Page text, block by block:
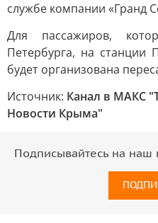
службе компании «Гранд
Для пассажиров,
Петербурга, на
будет организована
Источник: Канал в МАКС
Новости Крыма"
Подписывайтесь на наш